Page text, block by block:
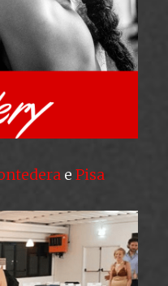
e Pisa